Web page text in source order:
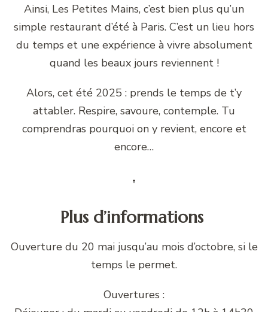
Ainsi, Les Petites Mains, c’est bien plus qu’un
simple restaurant d’été à Paris. C’est un lieu hors
du temps et une expérience à vivre absolument
quand les beaux jours reviennent !
Alors, cet été 2025 : prends le temps de t’y
attabler. Respire, savoure, contemple. Tu
comprendras pourquoi on y revient, encore et
encore…
Plus d’informations
Ouverture du 20 mai jusqu’au mois d’octobre, si le
temps le permet.
Ouvertures :